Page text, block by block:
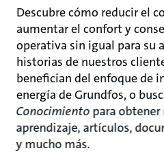
Descubre cómo reducir el
aumentar el confort y
operativa sin igual para su
historias de nuestros
benefician del enfoque de
energía de Grundfos, o
Conocimiento para
aprendizaje, artículos,
y mucho más.